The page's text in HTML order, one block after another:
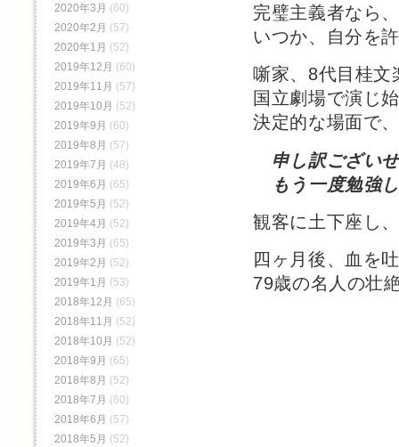
完璧主義者なら
いつか、自分を
噺家、8代目桂文
国立劇場で演じ
決定的な場面で
申し訳ござい
もう一度勉強
観客に土下座し
四ヶ月後、血を
79歳の名人の壮
2020年3月 (60)
2020年2月 (57)
2020年1月 (52)
2019年12月 (60)
2019年11月 (57)
2019年10月 (52)
2019年9月 (60)
2019年8月 (57)
2019年7月 (48)
2019年6月 (65)
2019年5月 (52)
2019年4月 (52)
2019年3月 (65)
2019年2月 (52)
2019年1月 (53)
2018年12月 (65)
2018年11月 (52)
2018年10月 (52)
2018年9月 (65)
2018年8月 (52)
2018年7月 (60)
2018年6月 (57)
2018年5月 (52)